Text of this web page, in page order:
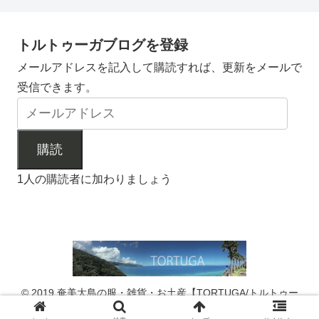
トルトゥーガブログを登録
メールアドレスを記入して購読すれば、更新をメールで
受信できます。
購読
1人の購読者に加わりましょう
© 2019 奄美大島の服・雑貨・お土産【TORTUGA/トルトゥー